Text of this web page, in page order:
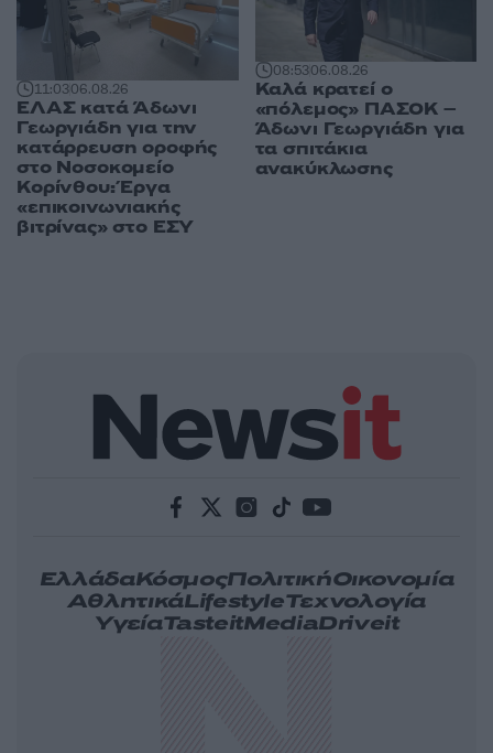
11:0306.08.26
ΕΛΑΣ κατά Άδωνι
Γεωργιάδη για την
κατάρρευση οροφής
στο Νοσοκομείο
Κορίνθου: Έργα
«επικοινωνιακής
βιτρίνας» στο ΕΣΥ
08:5306.08.26
Καλά κρατεί ο
«πόλεμος» ΠΑΣΟΚ –
Άδωνι Γεωργιάδη για
τα σπιτάκια
ανακύκλωσης
ΕλλάδαΚόσμοςΠολιτικήΟικονομία
ΑθλητικάLifestyleΤεχνολογία
ΥγείαTasteitMediaDriveit